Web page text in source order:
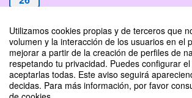
Utilizamos cookies propias y de terceros que
volumen y la interacción de los usuarios en el
mejorar a partir de la creación de perfiles de
respetando tu privacidad. Puedes configurar
aceptarlas todas. Este aviso seguirá
decidas. Para más información, por favor
Conversatorio: "De la indignación a la acción:
Organizado por Maestría en Estudios de Género del